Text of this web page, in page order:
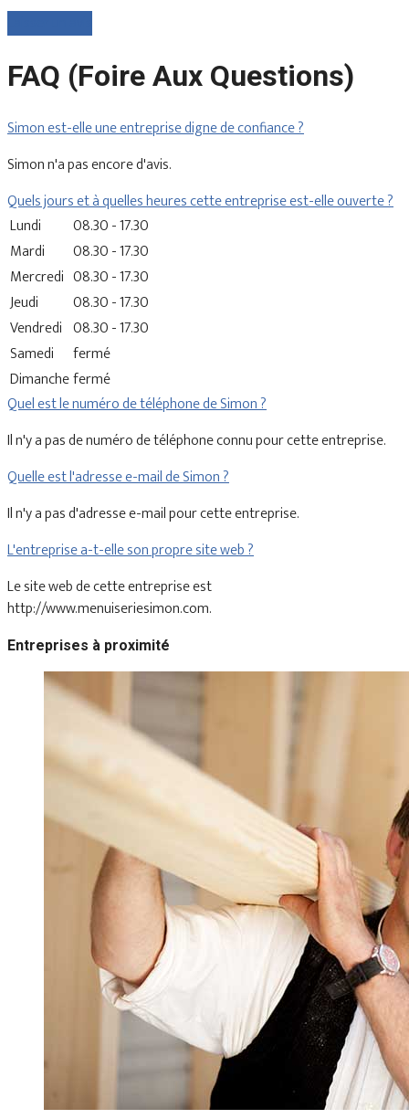
FAQ (Foire Aux Questions)
Simon est-elle une entreprise digne de confiance ?
Simon n'a pas encore d'avis.
Quels jours et à quelles heures cette entreprise est-elle ouverte ?
Lundi
08.30 - 17.30
Mardi
08.30 - 17.30
Mercredi 08.30 - 17.30
Jeudi
08.30 - 17.30
Vendredi 08.30 - 17.30
Samedi
fermé
Dimanchefermé
Quel est le numéro de téléphone de Simon ?
Il n'y a pas de numéro de téléphone connu pour cette entreprise.
Quelle est l'adresse e-mail de Simon ?
Il n'y a pas d'adresse e-mail pour cette entreprise.
L'entreprise a-t-elle son propre site web ?
Le site web de cette entreprise est
http://www.menuiseriesimon.com.
Entreprises à proximité